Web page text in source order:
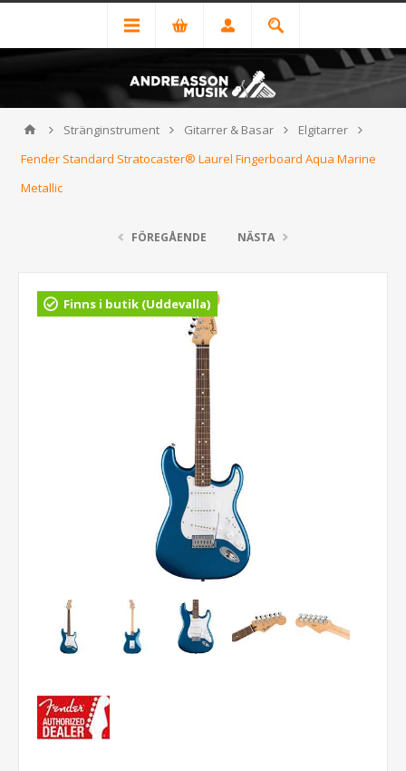
Stränginstrument Gitarrer & Basar
Elgitarrer
Fender Standard Stratocaster® Laurel Fingerboard Aqua Marine
Metallic
FÖREGÅENDE NÄSTA
Finns i butik (Uddevalla)